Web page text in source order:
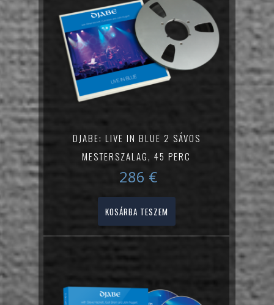
DJABE: LIVE IN BLUE 2 SÁVOS
MESTERSZALAG, 45 PERC
286 €
KOSÁRBA TESZEM